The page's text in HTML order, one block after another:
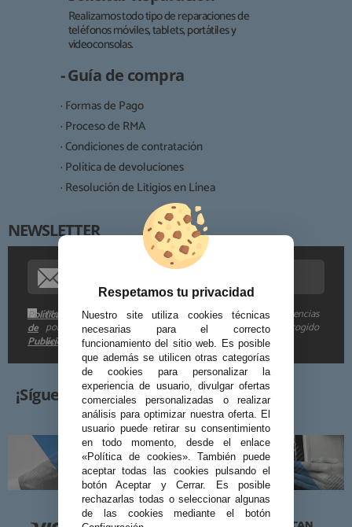
Realizamos todo tipo de reparaciones de
teléfonos móviles, tablets, portátiles y
videoconsolas.
- Guía de compra
· Formas de Pago
· Proceso de RMA
· Condiciones de contratación
· Política de devoluciones
· Resolución de Litigios en Línea
NEWSLETTER
Me gustaría recibir descuentos exclusivos, novedades y tendencias
por e-mail. Puedo darme de baja cuando quiera según lo recogido
en la
Política
de
Publicidad
Responsable:
Finalidad:
Destinatarios:
Derechos:
Procedencia de los datos:
Información adicional:
¡Síguenos!
Respetamos tu privacidad
Nuestro site utiliza cookies técnicas
necesarias para el correcto
funcionamiento del sitio web. Es posible
que además se utilicen otras categorías
de cookies para personalizar la
experiencia de usuario, divulgar ofertas
comerciales personalizadas o realizar
análisis para optimizar nuestra oferta. El
usuario puede retirar su consentimiento
en todo momento, desde el enlace
«Política de cookies». También puede
aceptar todas las cookies pulsando el
botón Aceptar y Cerrar. Es posible
rechazarlas todas o seleccionar algunas
de las cookies mediante el botón